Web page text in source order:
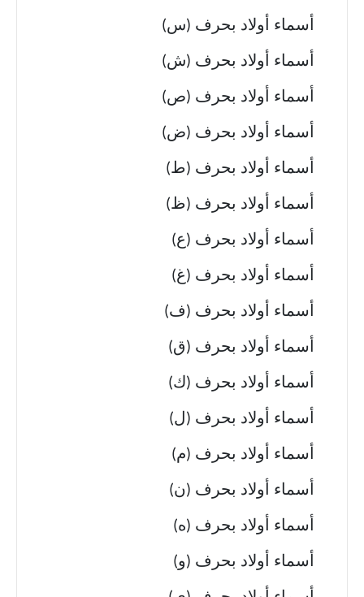
أسماء أولاد بحرف (س)
أسماء أولاد بحرف (ش)
أسماء أولاد بحرف (ص)
أسماء أولاد بحرف (ض)
أسماء أولاد بحرف (ط)
أسماء أولاد بحرف (ظ)
أسماء أولاد بحرف (ع)
أسماء أولاد بحرف (غ)
أسماء أولاد بحرف (ف)
أسماء أولاد بحرف (ق)
أسماء أولاد بحرف (ك)
أسماء أولاد بحرف (ل)
أسماء أولاد بحرف (م)
أسماء أولاد بحرف (ن)
أسماء أولاد بحرف (ه)
أسماء أولاد بحرف (و)